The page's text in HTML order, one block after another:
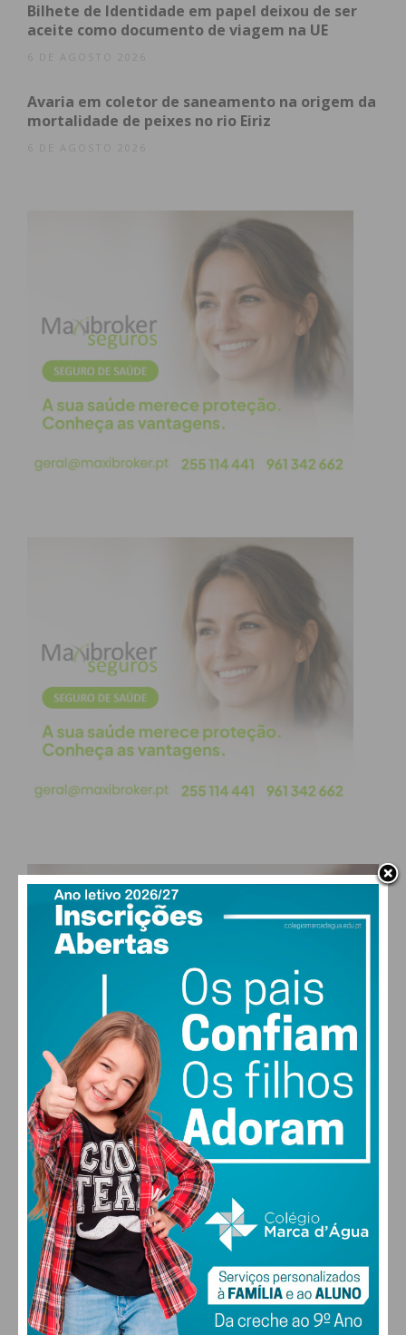
Eu li e concordo com os
Bilhete de Identidade em papel deixou de ser
aceite como documento de viagem na UE
6 DE AGOSTO 2026
Avaria em coletor de saneamento na origem da
mortalidade de peixes no rio Eiriz
6 DE AGOSTO 2026
PAÇOS DE FERREIRA
29°
clear sky
MAX 29 • MIN 28
29°
QUI
30
SEX
29 °
SÁB
27 °
DOM
FARMACIAS DE SERVIÇO EM PAÇOS DE
FERREIRA